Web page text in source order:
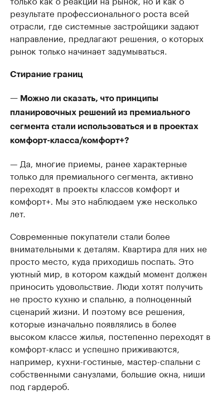
результате профессионального роста всей
отрасли, где системные застройщики задают
направление, предлагают решения, о которых
рынок только начинает задумываться.
Стирание границ
— Можно ли сказать, что принципы
планировочных решений из премиального
сегмента стали использоваться и в проектах
комфорт-класса/комфорт+?
— Да, многие приемы, ранее характерные
только для премиального сегмента, активно
переходят в проекты классов комфорт и
комфорт+. Мы это наблюдаем уже несколько
лет.
Современные покупатели стали более
внимательными к деталям. Квартира для них не
просто место, куда приходишь поспать. Это
уютный мир, в котором каждый момент должен
приносить удовольствие. Люди хотят получить
не просто кухню и спальню, а полноценный
сценарий жизни. И поэтому все решения,
которые изначально появлялись в более
высоком классе жилья, постепенно переходят в
комфорт-класс и успешно приживаются,
например, кухни-гостиные, мастер-спальни с
собственными санузлами, большие окна, ниши
под гардероб.